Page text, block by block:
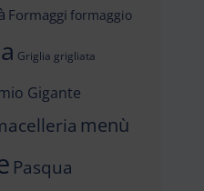
Formaggi formaggio
Griglia grigliata
Gigante
menù
Pasqua